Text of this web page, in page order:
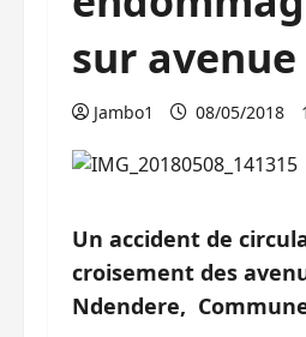
sur
Jambo1 08/05/2018
Un accident de
croisement des
Ndendere,